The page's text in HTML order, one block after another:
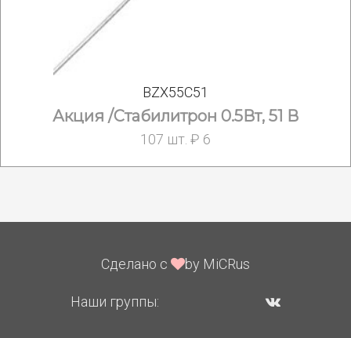
BZX55C51
Акция /Стабилитрон 0.5Вт, 51 В
107 шт. ₽ 6
Сделано с by MiCRus
Наши группы: